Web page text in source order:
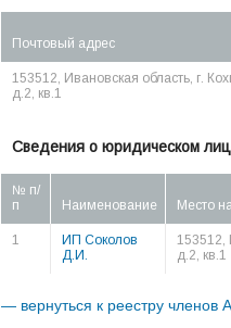
Почтовый адрес
153512, Ивановская область, г.
д.2, кв.1
Сведения о юридическом
№ п/
п
Наименование Место
1
ИП Соколов
Д.И.
153512,
д.2, кв.1
— вернуться к реестру членов